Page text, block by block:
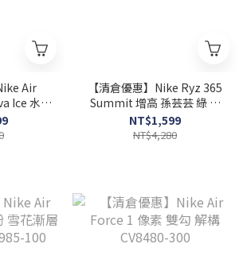
Air
Ice 水蜜
101
【清倉優惠】Nike Ryz 365
Summit 增高 孫芸芸 綠 蒂
芬妮綠 女鞋 BQ4153-101
NT$1,599
NT$4,280